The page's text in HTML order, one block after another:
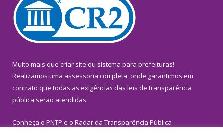
Muito mais que criar site ou sistema para prefeituras!
Realizamos uma assessoria completa, onde garantimos em
contrato que todas as exigências das leis de transparência
pública serão atendidas.
Conheça o PNTP e o Radar da Transparência Pública